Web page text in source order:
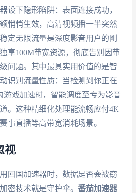
设下隐形陷阱：表面连接成功，
悄悄生效，高清视频播一半突然
定无限流量是深度影音用户的刚
享100M带宽资源，彻底告别因带
问题。其中最具实用价值的是智
识别流量性质：当检测到你正在
游戏加速时，智能调度至专为影音
。这种精细化处理能流畅应付4K
事直播等高带宽消耗场景。
视
回国加速器时，数据是否会被窃
密技术就是守护伞。 番茄加速器